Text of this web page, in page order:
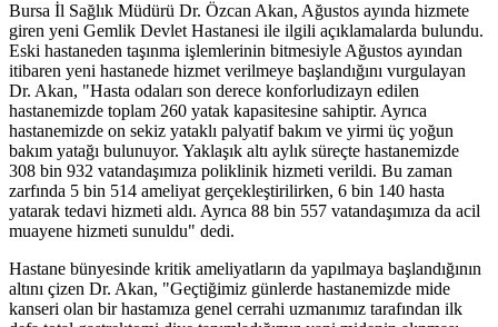
Bursa İl Sağlık Müdürü Dr. Özcan Akan, Ağustos ayında hizmete
giren yeni Gemlik Devlet Hastanesi ile ilgili açıklamalarda bulundu.
Eski hastaneden taşınma işlemlerinin bitmesiyle Ağustos ayından
itibaren yeni hastanede hizmet verilmeye başlandığını vurgulayan
Dr. Akan, "Hasta odaları son derece konforludizayn edilen
hastanemizde toplam 260 yatak kapasitesine sahiptir. Ayrıca
hastanemizde on sekiz yataklı palyatif bakım ve yirmi üç yoğun
bakım yatağı bulunuyor. Yaklaşık altı aylık süreçte hastanemizde
308 bin 932 vatandaşımıza poliklinik hizmeti verildi. Bu zaman
zarfında 5 bin 514 ameliyat gerçekleştirilirken, 6 bin 140 hasta
yatarak tedavi hizmeti aldı. Ayrıca 88 bin 557 vatandaşımıza da acil
muayene hizmeti sunuldu" dedi.
Hastane bünyesinde kritik ameliyatların da yapılmaya başlandığının
altını çizen Dr. Akan, "Geçtiğimiz günlerde hastanemizde mide
kanseri olan bir hastamıza genel cerrahi uzmanımız tarafından ilk